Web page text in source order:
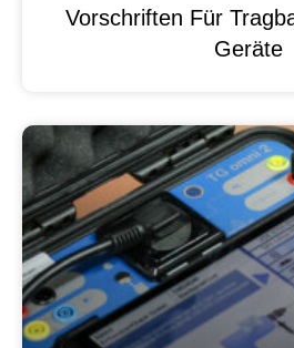
Vorschriften Für
Geräte